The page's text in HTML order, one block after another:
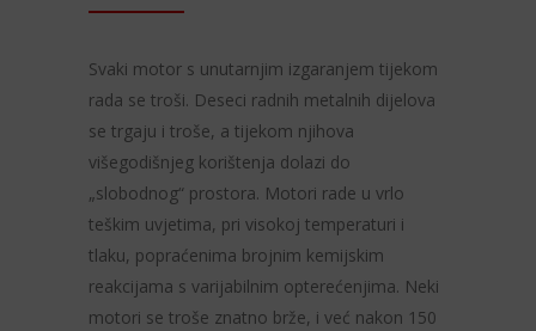
Svaki motor s unutarnjim izgaranjem tijekom
rada se troši. Deseci radnih metalnih dijelova
se trgaju i troše, a tijekom njihova
višegodišnjeg korištenja dolazi do
„slobodnog“ prostora. Motori rade u vrlo
teškim uvjetima, pri visokoj temperaturi i
tlaku, popraćenima brojnim kemijskim
reakcijama s varijabilnim opterećenjima. Neki
motori se troše znatno brže, i već nakon 150